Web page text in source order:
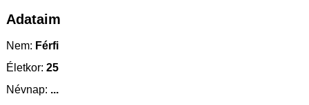
Adataim
Nem: Férfi
Életkor: 25
Névnap: ...